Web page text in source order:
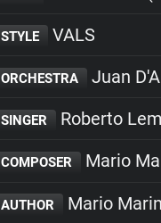
STYLE VALS
ORCHESTRA Juan
SINGER Roberto
COMPOSER Mario
AUTHOR Mario